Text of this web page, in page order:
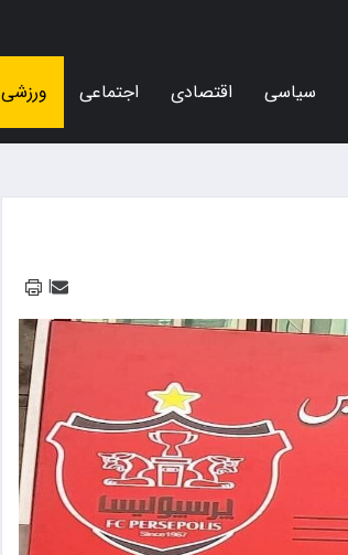
سیاسی اقتصادی اجتماعی ورزشی
|